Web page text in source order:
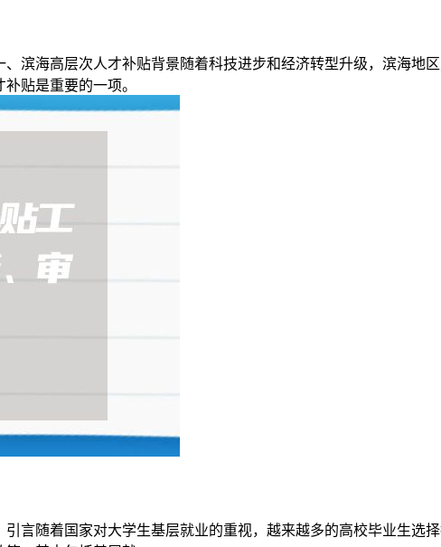
滨海高层次人才补贴背景随着科技进步和经济转型升级，滨海地
贴是重要的一项。
言随着国家对大学生基层就业的重视，越来越多的高校毕业生选